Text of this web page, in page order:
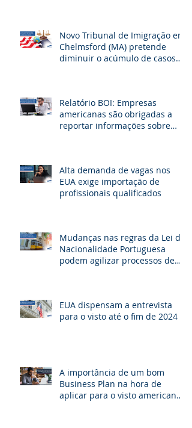
Novo Tribunal de Imigração em
Chelmsford (MA) pretende
diminuir o acúmulo de casos
Relatório BOI: Empresas
americanas são obrigadas a
reportar informações sobre
Alta demanda de vagas nos
EUA exige importação de
profissionais qualificados
Mudanças nas regras da Lei de
Nacionalidade Portuguesa
podem agilizar processos de
EUA dispensam a entrevista
para o visto até o fim de 2024
A importância de um bom
Business Plan na hora de
aplicar para o visto americano